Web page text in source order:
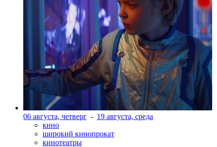
06 августа, четверг - 19 августа, среда
кино
широкий кинопрокат
кинотеатры